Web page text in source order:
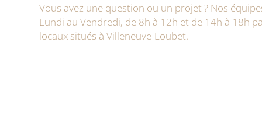
Vous avez une question ou un projet ? Nos
Lundi au Vendredi, de 8h à 12h et de 14h à 18h
locaux situés à Villeneuve-Loubet.